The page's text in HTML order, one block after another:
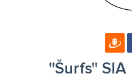
''Šurfs'' SIA